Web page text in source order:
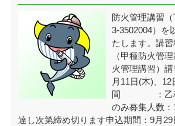
防火管理講習
3-3502004）を
たします。講
（甲種防火管
火管理講習）
月11日(木)、12
間 ：乙種
のみ募集人数
達し次第締め切ります申込期間：9月29